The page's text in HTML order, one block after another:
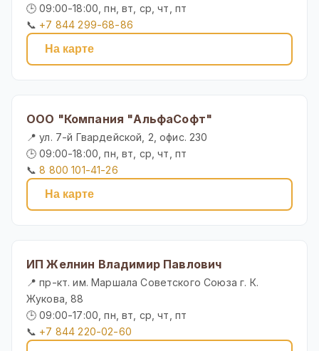
🕒 09:00-18:00, пн, вт, ср, чт, пт
📞 +7 844 299-68-86
На карте
ООО "Компания "АльфаСофт"
📍 ул. 7-й Гвардейской, 2, офис. 230
🕒 09:00-18:00, пн, вт, ср, чт, пт
📞8 800 101-41-26
На карте
ИП Желнин Владимир Павлович
📍 пр-кт. им. Маршала Советского Союза г. К.
Жукова, 88
🕒 09:00-17:00, пн, вт, ср, чт, пт
📞 +7 844 220-02-60